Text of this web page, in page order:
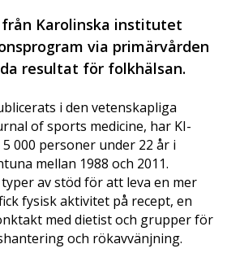
Karolinska institutet
via primärvården
resultat för folkhälsan.
i den vetenskapliga
of sports medicine, har KI-
000 personer under 22 år i
mellan 1988 och 2011.
av stöd för att leva en mer
fysisk aktivitet på recept, en
med dietist och grupper för
och rökavvänjning.